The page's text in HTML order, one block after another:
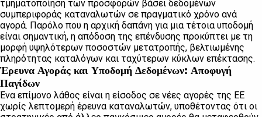
τμηματοποίηση των προσφορών βάσει δεδομένων
συμπεριφοράς καταναλωτών σε πραγματικό χρόνο ανά
αγορά. Παρόλο που η αρχική δαπάνη για μια τέτοια υποδομή
είναι σημαντική, η απόδοση της επένδυσης προκύπτει με τη
μορφή υψηλότερων ποσοστών μετατροπής, βελτιωμένης
πληρότητας καταλόγων και ταχύτερων κύκλων επέκτασης.
Έρευνα Αγοράς και Υποδομή Δεδομένων: Αποφυγή
Παγίδων
Ένα επίμονο λάθος είναι η είσοδος σε νέες αγορές της ΕΕ
χωρίς λεπτομερή έρευνα καταναλωτών, υποθέτοντας ότι οι